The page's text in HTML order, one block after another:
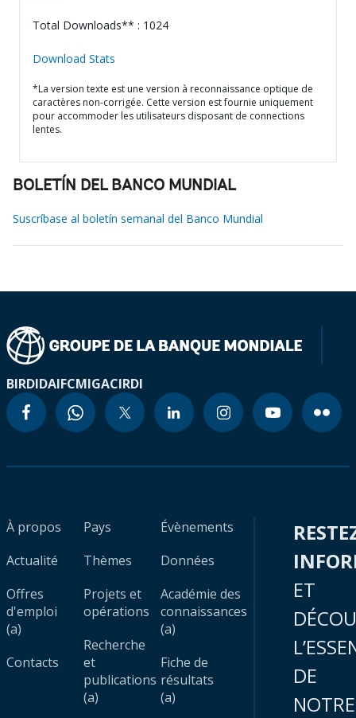
Total Downloads** : 1024
Download Stats
*La version texte est une version à reconnaissance optique de
caractères non-corrigée. Cette version est fournie uniquement
pour accommoder les utilisateurs disposant de connections
lentes.
BOLETÍN DEL BANCO MUNDIAL
Suscríbase al boletín semanal del Banco Mundial
BIRDIDAIFCMIGACIRDI
À propos
Actualité
Offres
d'emploi
(a)
Contacts
Pays
Thèmes
Projets et
opérations
Recherche
et
publications
(a)
Évènements
Données
Académie des
connaissances
(a)
Fiche de
résultats
(a)
ET
DE
NOTRE